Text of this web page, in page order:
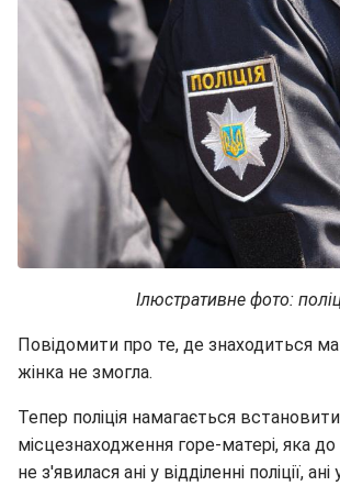
Ілюстративне фото:
Повідомити про те, де знаходиться
жінка не змогла.
Тепер поліція намагається встановити
місцезнаходження горе-матері, яка до
не з'явилася ані у відділенні поліції, ані